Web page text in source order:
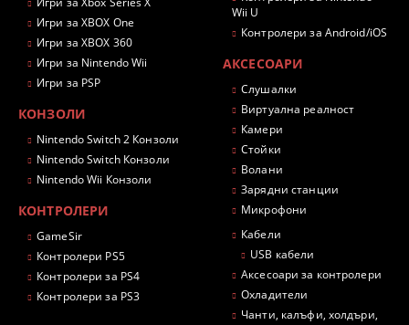
Игри за XBOX One
Игри за XBOX 360
Игри за Nintendo Wii
Игри за PSP
КОНЗОЛИ
Nintendo Switch 2 Конзоли
Nintendo Switch Конзоли
Nintendo Wii Конзоли
КОНТРОЛЕРИ
GameSir
Контролери PS5
Контролери за PS4
Контролери за PS3
Wii U
Контролери за Android/iOS
АКСЕСОАРИ
Слушалки
Виртуална реалност
Камери
Стойки
Волани
Зарядни станции
Микрофони
Кабели
USB кабели
Аксесоари за контролери
Охладители
Чанти, калъфи, холдъри,